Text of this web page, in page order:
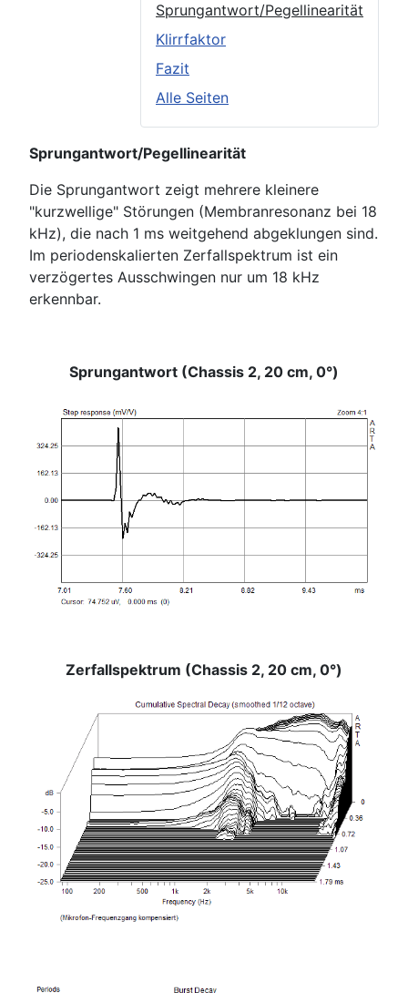
Sprungantwort/Pegellinearität
Klirrfaktor
Fazit
Alle Seiten
Sprungantwort/Pegellinearität
Die Sprungantwort zeigt mehrere kleinere
"kurzwellige" Störungen (Membranresonanz bei 18
kHz), die nach 1 ms weitgehend abgeklungen sind.
Im periodenskalierten Zerfallspektrum ist ein
verzögertes Ausschwingen nur um 18 kHz
erkennbar.
Sprungantwort (Chassis 2, 20 cm, 0°)
Zerfallspektrum (Chassis 2, 20 cm, 0°)